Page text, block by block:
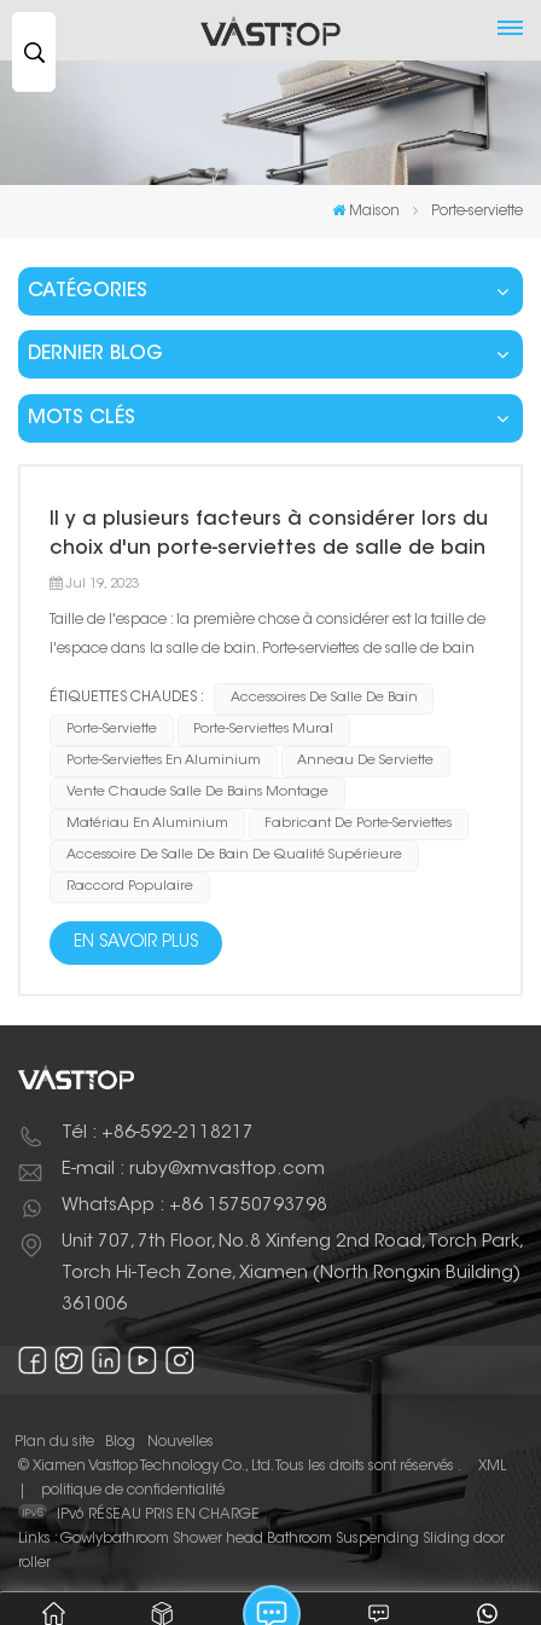
Maison Porte-serviette
CATÉGORIES
DERNIER BLOG
MOTS CLÉS
Il y a plusieurs facteurs à considérer lors du
choix d'un porte-serviettes de salle de bain
Jul 19, 2023
Taille de l'espace : la première chose à considérer est la taille de
l'espace dans la salle de bain. Porte-serviettes de salle de bain
suspendu, un type de colonne, un type fixe...
ÉTIQUETTES CHAUDES : Accessoires De Salle De Bain
Porte-Serviette Porte-Serviettes Mural
Porte-Serviettes En Aluminium Anneau De Serviette
Vente Chaude Salle De Bains Montage
Matériau En Aluminium Fabricant De Porte-Serviettes
Accessoire De Salle De Bain De Qualité Supérieure
Raccord Populaire
EN SAVOIR PLUS
Tél : +86-592-2118217
E-mail : ruby@xmvasttop.com
WhatsApp : +86 15750793798
Unit 707, 7th Floor, No.8 Xinfeng 2nd Road, Torch Park,
Torch Hi-Tech Zone, Xiamen (North Rongxin Building)
361006
Plan du site Blog
Nouvelles
© Xiamen Vasttop Technology Co., Ltd. Tous les droits sont réservés .
XML
politique de confidentialité
IPv6 RÉSEAU PRIS EN CHARGE
Links :Gowlybathroom Shower head Bathroom Suspending Sliding door
roller